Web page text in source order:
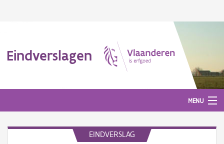
Eindverslagen
MENU
EINDVERSLAG